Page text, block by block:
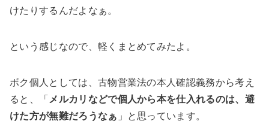
けたりするんだよなぁ。
という感じなので、軽くまとめてみたよ。
ボク個人としては、古物営業法の本人確認義務から考え
ると、「 メルカリなどで個人から本を仕入れるのは、避
けた方が無難だろうなぁ 」と思っています。